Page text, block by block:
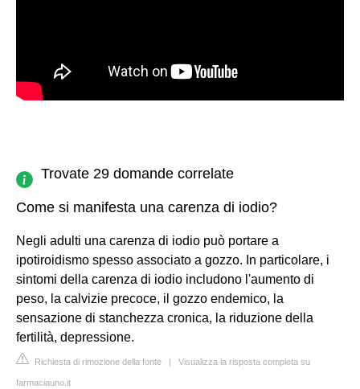
Trovate 29 domande correlate
Come si manifesta una carenza di iodio?
Negli adulti una carenza di iodio può portare a
ipotiroidismo spesso associato a gozzo. In particolare, i
sintomi della carenza di iodio includono l'aumento di
peso, la calvizie precoce, il gozzo endemico, la
sensazione di stanchezza cronica, la riduzione della
fertilità, depressione.
Richiesta di rimozione della fonte | Visualizza la risposta completa su
farmaciauno.it